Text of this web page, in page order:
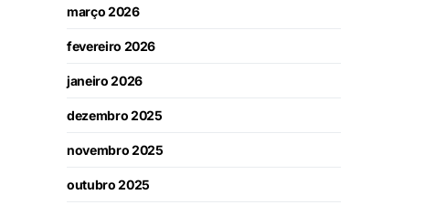
março 2026
fevereiro 2026
janeiro 2026
dezembro 2025
novembro 2025
outubro 2025